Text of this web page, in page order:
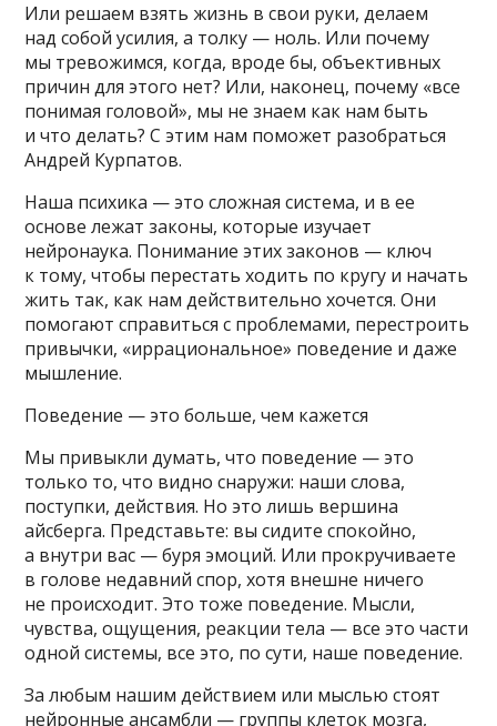
Или решаем взять жизнь в свои руки, делаем
над собой усилия, а толку — ноль. Или почему
мы тревожимся, когда, вроде бы, объективных
причин для этого нет? Или, наконец, почему «все
понимая головой», мы не знаем как нам быть
и что делать? С этим нам поможет разобраться
Андрей Курпатов.
Наша психика — это сложная система, и в ее
основе лежат законы, которые изучает
нейронаука. Понимание этих законов — ключ
к тому, чтобы перестать ходить по кругу и начать
жить так, как нам действительно хочется. Они
помогают справиться с проблемами, перестроить
привычки, «иррациональное» поведение и даже
мышление.
Поведение — это больше, чем кажется
Мы привыкли думать, что поведение — это
только то, что видно снаружи: наши слова,
поступки, действия. Но это лишь вершина
айсберга. Представьте: вы сидите спокойно,
а внутри вас — буря эмоций. Или прокручиваете
в голове недавний спор, хотя внешне ничего
не происходит. Это тоже поведение. Мысли,
чувства, ощущения, реакции тела — все это части
одной системы, все это, по сути, наше поведение.
За любым нашим действием или мыслью стоят
нейронные ансамбли — группы клеток мозга,